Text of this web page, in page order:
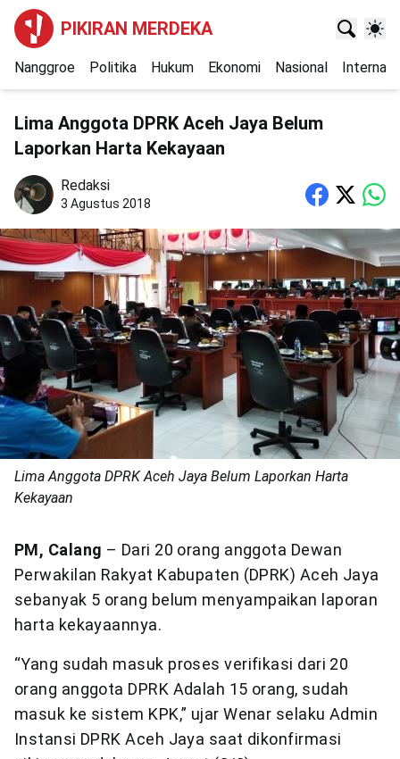
PIKIRAN MERDEKA
Nanggroe Politika Hukum Ekonomi Nasional
Lima Anggota DPRK Aceh Jaya Belum
Laporkan Harta Kekayaan
Redaksi
3 Agustus 2018
Lima Anggota DPRK Aceh Jaya Belum Laporkan Harta
Kekayaan
PM, Calang – Dari 20 orang anggota Dewan
Perwakilan Rakyat Kabupaten (DPRK) Aceh Jaya
sebanyak 5 orang belum menyampaikan laporan
harta kekayaannya.
“Yang sudah masuk proses verifikasi dari 20
orang anggota DPRK Adalah 15 orang, sudah
masuk ke sistem KPK,” ujar Wenar selaku Admin
Instansi DPRK Aceh Jaya saat dikonfirmasi